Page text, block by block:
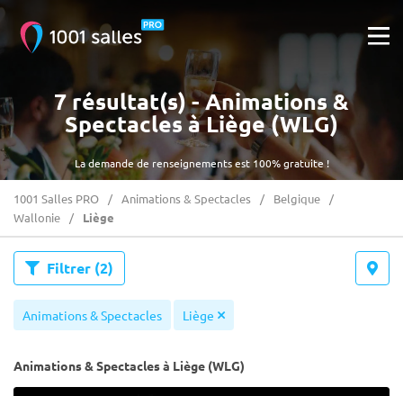
La demande de renseignements est 100% gratuite !
7 résultat(s) - Animations &
Spectacles à Liège (WLG)
1001 Salles PRO Animations & Spectacles
Belgique
Wallonie
Liège
Filtrer (2)
Animations & Spectacles Liège
Animations & Spectacles à Liège (WLG)